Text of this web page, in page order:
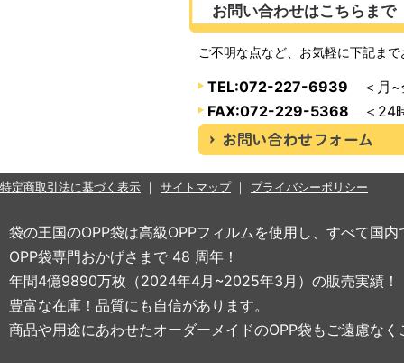
お問い合わせはこちらまで
ご不明な点など、お気軽に下記ま
TEL:072-227-6939 ＜月~
FAX:072-229-5368 ＜24
特定商取引法に基づく表示 サイトマップ プライバシーポリシー
袋の王国のOPP袋は高級OPPフィルムを使用し、すべて国
OPP袋専門おかげさまで 48 周年！
年間4億9890万枚（2024年4月~2025年3月）の販売実績！
豊富な在庫！品質にも自信があります。
商品や用途にあわせたオーダーメイドのOPP袋もご遠慮な